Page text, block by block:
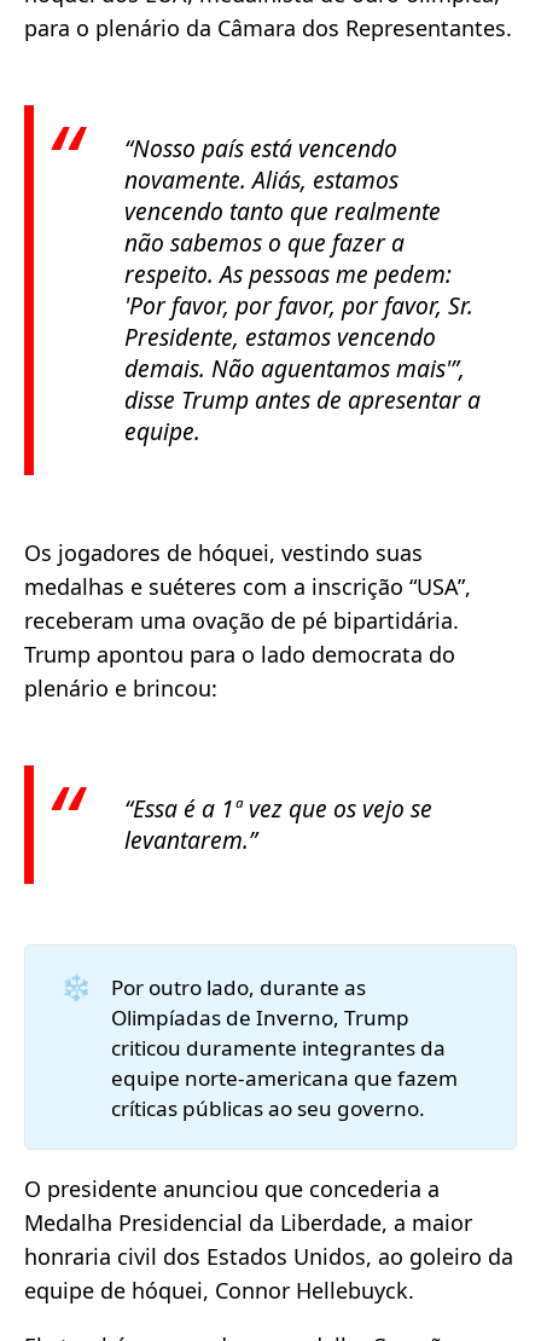
para o plenário da Câmara dos Representantes.
“Nosso país está vencendo
novamente. Aliás, estamos
vencendo tanto que realmente
não sabemos o que fazer a
respeito. As pessoas me pedem:
'Por favor, por favor, por favor, Sr.
Presidente, estamos vencendo
demais. Não aguentamos mais'”,
disse Trump antes de apresentar a
equipe.
Os jogadores de hóquei, vestindo suas
medalhas e suéteres com a inscrição “USA”,
receberam uma ovação de pé bipartidária.
Trump apontou para o lado democrata do
plenário e brincou:
“Essa é a 1ª vez que os vejo se
levantarem.”
❄️
Por outro lado, durante as
Olimpíadas de Inverno, Trump
criticou duramente integrantes da
equipe norte-americana que fazem
críticas públicas ao seu governo.
O presidente anunciou que concederia a
Medalha Presidencial da Liberdade, a maior
honraria civil dos Estados Unidos, ao goleiro da
equipe de hóquei, Connor Hellebuyck.